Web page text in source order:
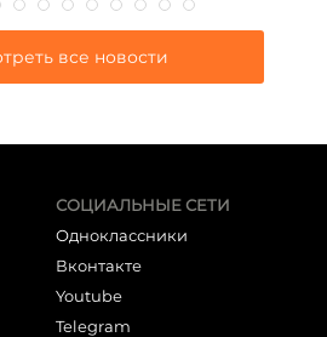
все новости
СОЦИАЛЬНЫЕ СЕТИ
Одноклассники
Вконтакте
Youtube
Telegram